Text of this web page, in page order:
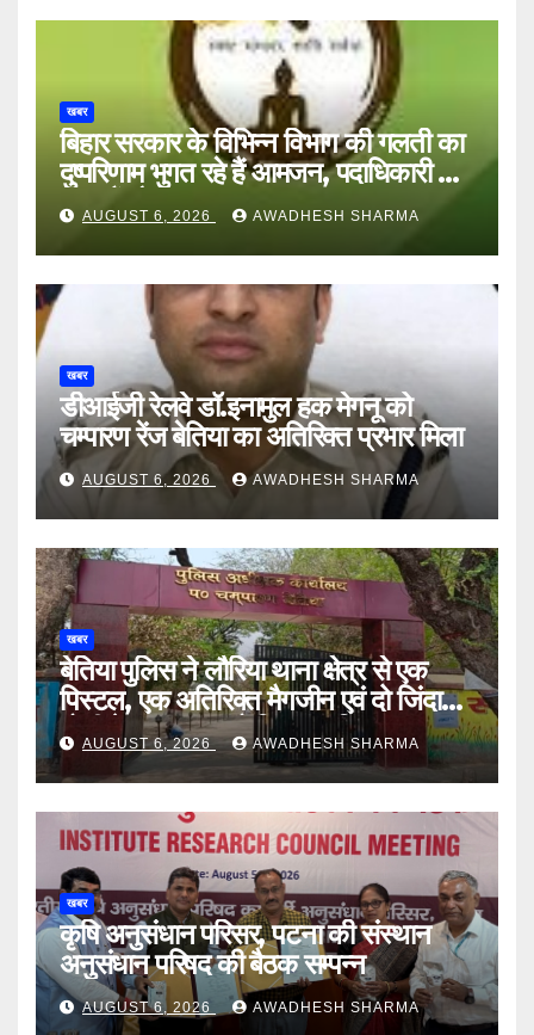
खबर
बिहार सरकार के विभिन्न विभाग की गलती का
दुष्परिणाम भुगत रहे हैं आमजन, पदाधिकारी और
अन्य हैं मौन
AUGUST 6, 2026 AWADHESH SHARMA
खबर
डीआईजी रेलवे डॉ.इनामुल हक मेगनू को
चम्पारण रेंज बेतिया का अतिरिक्त प्रभार मिला
AUGUST 6, 2026 AWADHESH SHARMA
खबर
बेतिया पुलिस ने लौरिया थाना क्षेत्र से एक
पिस्टल, एक अतिरिक्त मैगजीन एवं दो जिंदा
गोली के साथ एक को गिरफ्तार दिया
AUGUST 6, 2026 AWADHESH SHARMA
खबर
कृषि अनुसंधान परिसर, पटना की संस्थान
अनुसंधान परिषद की बैठक सम्पन्न
AUGUST 6, 2026 AWADHESH SHARMA